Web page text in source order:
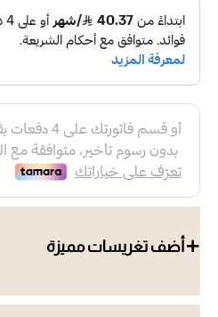
أضف تغريسات مميزة